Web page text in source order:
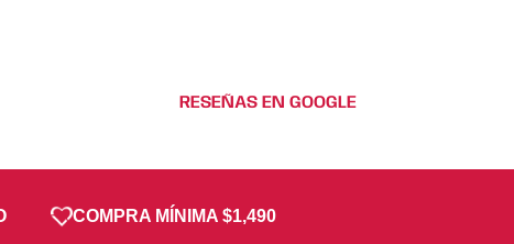
RESEÑAS EN GOOGLE
COMPRA MÍNIMA $1,490